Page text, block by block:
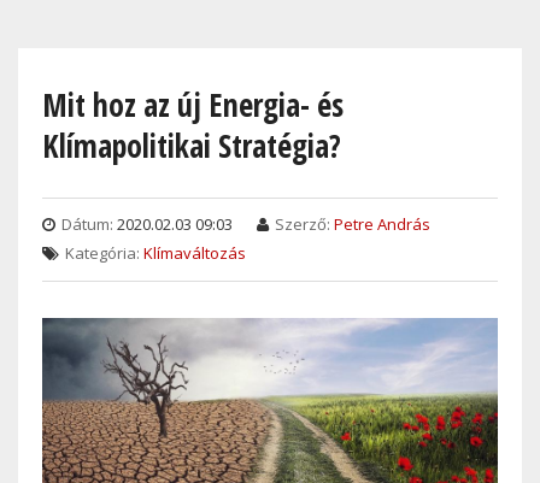
contentMit hoz az új Energia- és
Klímapolitikai Stratégia?
Dátum: 2020.02.03 09:03 Szerző: Petre András
Kategória: Klímaváltozás